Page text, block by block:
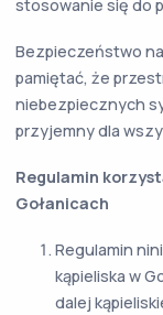
stosowanie się do
Bezpieczeństwo
pamiętać, że
niebezpiecznych
przyjemny dla
Regulamin
Gołanicach
Regulamin
kąpieliska w
dalej